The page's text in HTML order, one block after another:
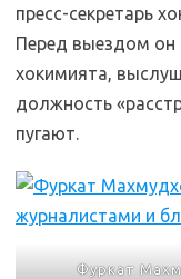
пресс-секретарь
Перед выездом он
хокимията,
должность
пугают.
Фуркат